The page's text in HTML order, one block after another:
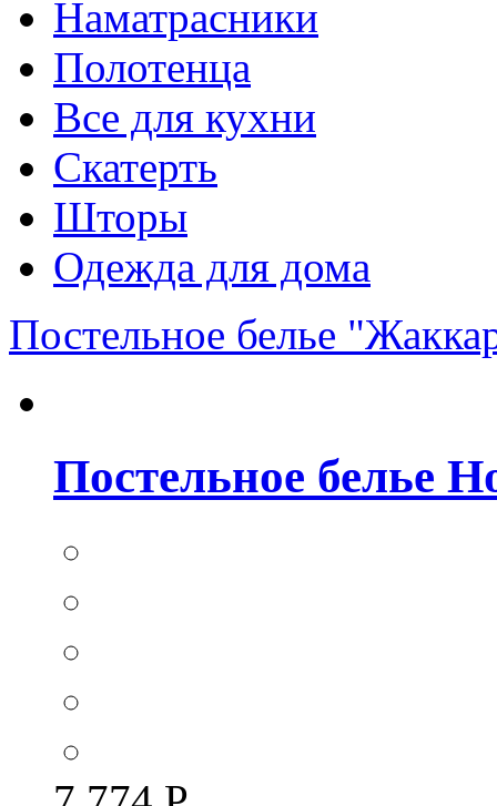
Наматрасники
Полотенца
Все для кухни
Скатерть
Шторы
Одежда для дома
Постельное белье
Постельное белье